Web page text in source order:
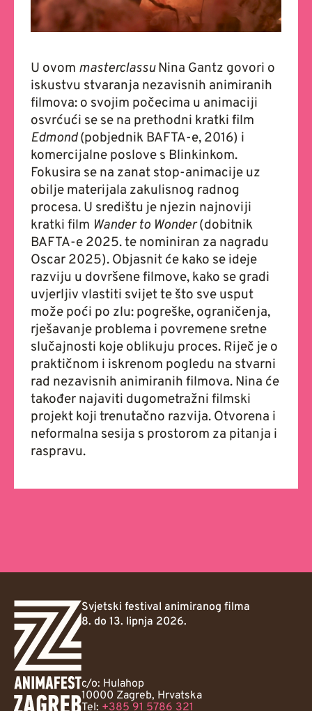
U ovom masterclassuNina Gantz govori o
iskustvu stvaranja nezavisnih animiranih
filmova: o svojim počecima u animaciji
osvrćući se se na prethodni kratki film
Edmond(pobjednik BAFTA-e, 2016) i
komercijalne poslove s Blinkinkom.
Fokusira se na zanat stop-animacije uz
obilje materijala zakulisnog radnog
procesa. U središtu je njezin najnoviji
kratki film Wander to Wonder(dobitnik
BAFTA-e 2025. te nominiran za nagradu
Oscar 2025). Objasnit će kako se ideje
razviju u dovršene filmove, kako se gradi
uvjerljiv vlastiti svijet te što sve usput
može poći po zlu: pogreške, ograničenja,
rješavanje problema i povremene sretne
slučajnosti koje oblikuju proces. Riječ je o
praktičnom i iskrenom pogledu na stvarni
rad nezavisnih animiranih filmova. Nina će
također najaviti dugometražni filmski
projekt koji trenutačno razvija. Otvorena i
neformalna sesija s prostorom za pitanja i
raspravu.
Svjetski festival animiranog filma
8. do 13. lipnja 2026.
c/o: Hulahop
10000 Zagreb, Hrvatska
Tel: +385 91 5786 321